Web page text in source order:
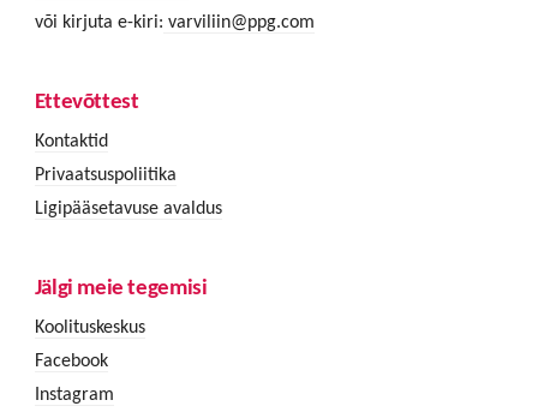
või kirjuta e-kiri: varviliin@ppg.com
Ettevõttest
Kontaktid
Privaatsuspoliitika
Ligipääsetavuse avaldus
Jälgi meie tegemisi
Koolituskeskus
Facebook
Instagram